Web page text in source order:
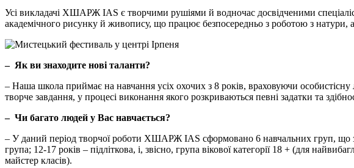
Усі викладачі ХШАРЖ IAS є творчими рушіями й водночас досвідченими
академічного рисунку й живопису, що працює безпосередньо з роботою з натури,
– Як ви знаходите нові таланти?
– Наша школа приймає на навчання усіх охочих з 8 років, враховуючи
творче завдання, у процесі виконання якого розкриваються певні задатки та
– Чи багато людей у Вас навчається?
– У даний період творчої роботи ХШАРЖ IAS сформовано 6 навчальних груп, що
група; 12-17 років – підліткова, і, звісно, група вікової категорії 18 + (для
майстер класів).